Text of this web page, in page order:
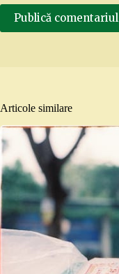
Publică comentariul
Articole similare